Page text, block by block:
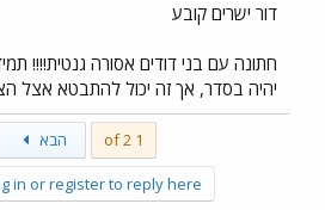
דור ישרים קובע
חתונה עם בני דודים אסורה גנטית!!!!
יהיה בסדר, אך זה יכול להתבטא אצל
1 of 2 הבא
in or register to reply here.